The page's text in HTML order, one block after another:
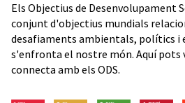
Els Objectius de Desenvolupament
conjunt d'objectius mundials
desafiaments ambientals, polítics i
s'enfronta el nostre món. Aquí pots
connecta amb els ODS.